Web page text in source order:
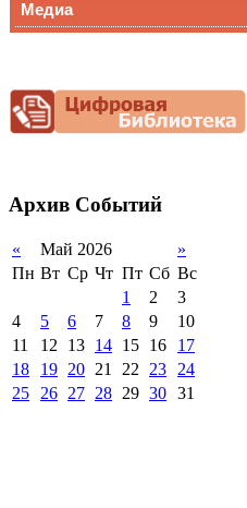
Снижение
документационной
нагрузки
Медиа
Архив Событий
« Май 2026
»
Пн Вт Ср Чт Пт Сб Вс
1
2
3
4
5 6 7 8 9
10
11
12 13 14 15 16
17
18
19 20 21 22 23 24
25 26 27 28 29 30 31